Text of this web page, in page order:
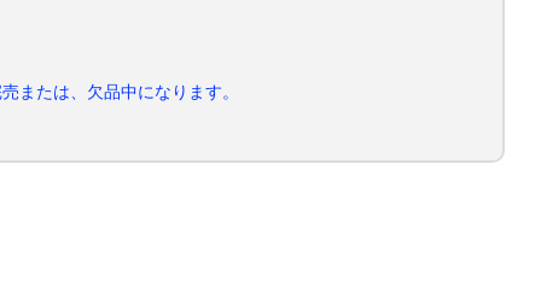
または、欠品中になります。